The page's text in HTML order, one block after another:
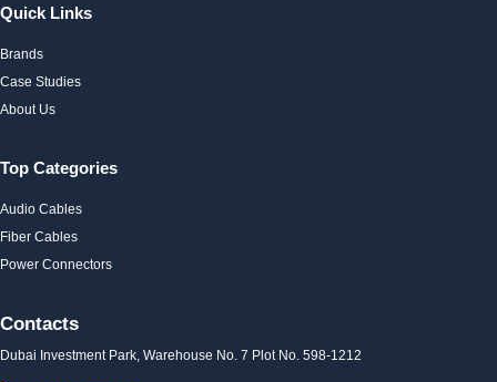
Quick Links
Brands
Case Studies
About Us
Top Categories
Audio Cables
Fiber Cables
Power Connectors
Contacts
Dubai Investment Park, Warehouse No. 7 Plot No. 598-1212